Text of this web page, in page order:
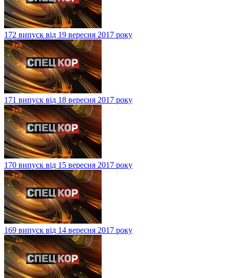
172 випуск від 19 вересня 2017 року
171 випуск від 18 вересня 2017 року
170 випуск від 15 вересня 2017 року
169 випуск від 14 вересня 2017 року